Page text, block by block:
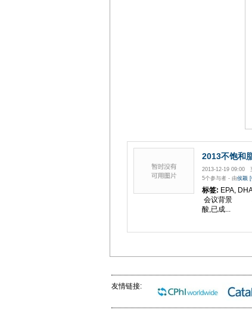
2013不饱和
2013-12-19 09:00
5个参与者 - 由侯颖
标签: EPA,
会议背景 不
酸,已成...
友情链接: